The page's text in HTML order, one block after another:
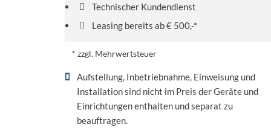
Technischer Kundendienst
Leasing bereits ab € 500,-*
* zzgl. Mehrwertsteuer
Aufstellung, Inbetriebnahme, Einweisung und
Installation sind nicht im Preis der Geräte und
Einrichtungen enthalten und separat zu
beauftragen.